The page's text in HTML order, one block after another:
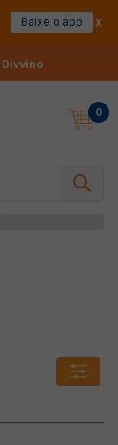
Baixe o app
Divvino
0